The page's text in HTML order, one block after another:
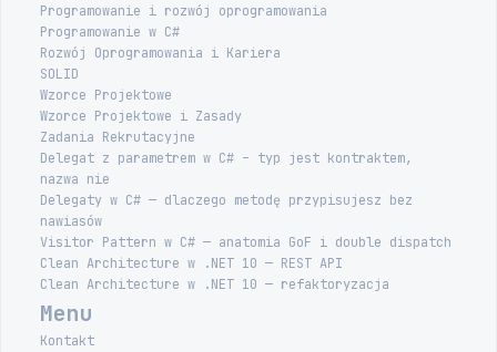
Programowanie i rozwój oprogramowania
Programowanie w C#
Rozwój Oprogramowania i Kariera
SOLID
Wzorce Projektowe
Wzorce Projektowe i Zasady
Zadania Rekrutacyjne
Delegat z parametrem w C# – typ jest kontraktem,
nazwa nie
Delegaty w C# — dlaczego metodę przypisujesz bez
nawiasów
Visitor Pattern w C# — anatomia GoF i double dispatch
Clean Architecture w .NET 10 — REST API
Clean Architecture w .NET 10 — refaktoryzacja
Menu
Kontakt